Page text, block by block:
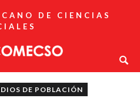
DE CIENCIAS
DE POBLACIÓN